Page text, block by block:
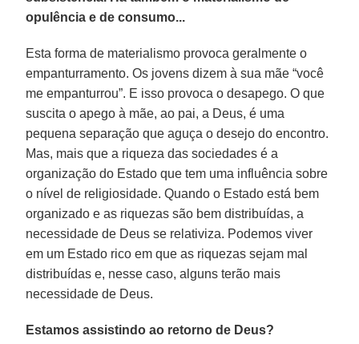
opulência e de consumo...
Esta forma de materialismo provoca geralmente o
empanturramento. Os jovens dizem à sua mãe “você
me empanturrou”. E isso provoca o desapego. O que
suscita o apego à mãe, ao pai, a Deus, é uma
pequena separação que aguça o desejo do encontro.
Mas, mais que a riqueza das sociedades é a
organização do Estado que tem uma influência sobre
o nível de religiosidade. Quando o Estado está bem
organizado e as riquezas são bem distribuídas, a
necessidade de Deus se relativiza. Podemos viver
em um Estado rico em que as riquezas sejam mal
distribuídas e, nesse caso, alguns terão mais
necessidade de Deus.
Estamos assistindo ao retorno de Deus?